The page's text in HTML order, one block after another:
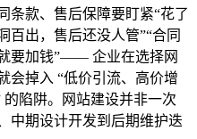
条款、售后保障要盯紧“花了
百出，售后还没人管”“合同
要加钱”—— 企业在选择网
会掉入 “低价引流、高价增
的陷阱。网站建设并非一次
中期设计开发到后期维护迭